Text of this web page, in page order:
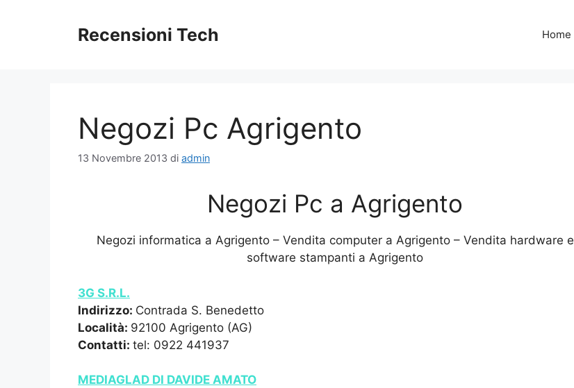
Recensioni Tech Home
Negozi Pc Agrigento
13 Novembre 2013 di admin
Negozi Pc a Agrigento
Negozi informatica a Agrigento – Vendita computer a Agrigento – Vendita hardware e
software stampanti a Agrigento
3G S.R.L.
Indirizzo: Contrada S. Benedetto
Località: 92100 Agrigento (AG)
Contatti: tel: 0922 441937
MEDIAGLAD DI DAVIDE AMATO